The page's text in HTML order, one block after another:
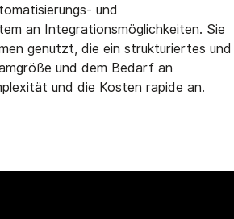
und
an Integrationsmöglichkeiten. Sie
genutzt, die ein strukturiertes und
und dem Bedarf an
und die Kosten rapide an.